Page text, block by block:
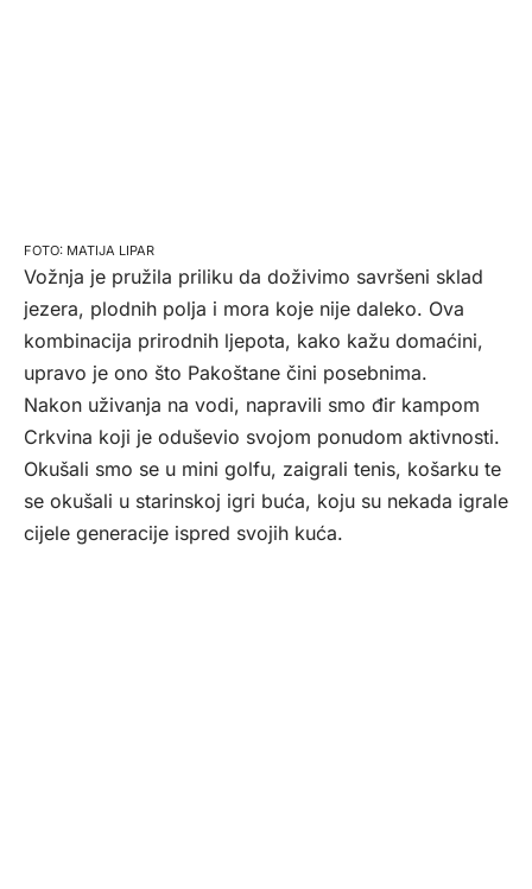
MATIJA LIPAR
Vožnja je pružila priliku da doživimo savršeni sklad
jezera, plodnih polja i mora koje nije daleko. Ova
kombinacija prirodnih ljepota, kako kažu domaćini,
upravo je ono što Pakoštane čini posebnima.
Nakon uživanja na vodi, napravili smo đir kampom
Crkvina koji je oduševio svojom ponudom aktivnosti.
Okušali smo se u mini golfu, zaigrali tenis, košarku te
se okušali u starinskoj igri buća, koju su nekada igrale
cijele generacije ispred svojih kuća.